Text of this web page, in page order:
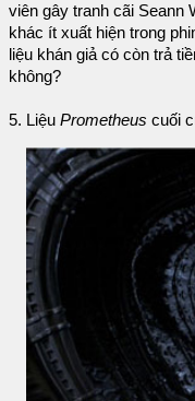
viên gây tranh cãi Seann
khác ít xuất hiện trong
liệu khán giả có còn trả
không?
5. Liệu Prometheus cuối